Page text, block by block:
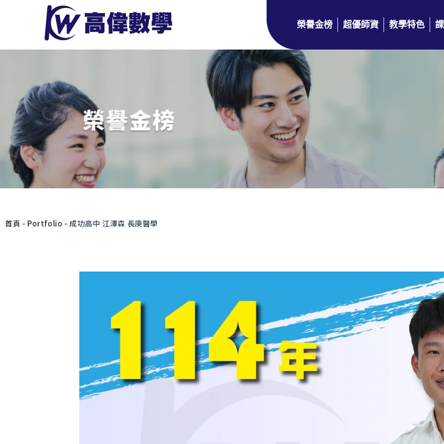
榮譽金榜 超優師資 教學特色
首頁 - Portfolio - 成功高中 江澤森 長庚醫學